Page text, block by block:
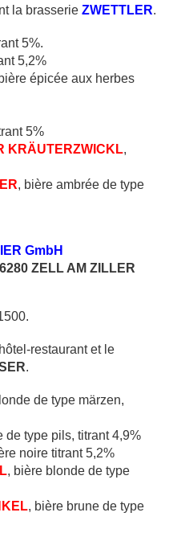
la brasserie ZWETTLER.
5%.
5,2%
épicée aux herbes
5%
KRÄUTERZWICKL,
, bière ambrée de type
GmbH
ZELL AM ZILLER
restaurant et le
.
de type märzen,
de type pils, titrant 4,9%
noire titrant 5,2%
, bière blonde de type
, bière brune de type